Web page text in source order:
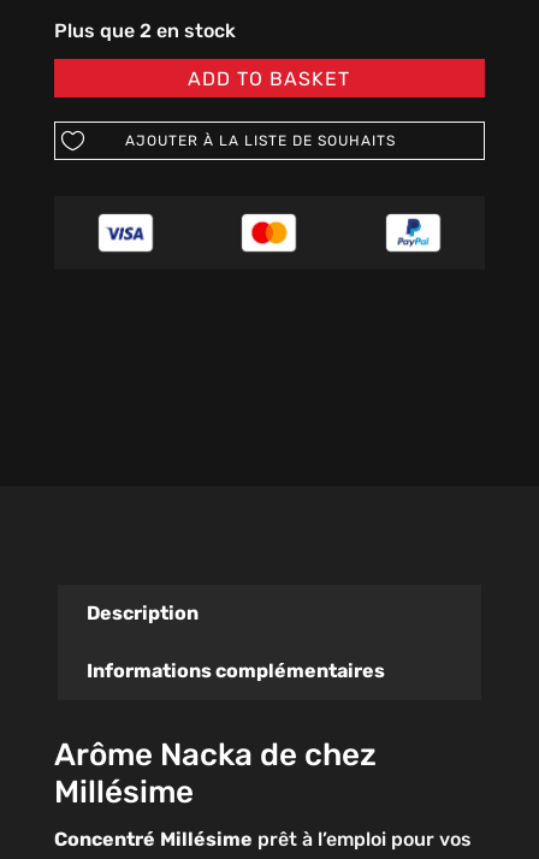
Plus que 2 en stock
ADD TO BASKET
AJOUTER À LA LISTE DE SOUHAITS
Description
Informations complémentaires
Arôme Nacka de chez
Millésime
Concentré Millésime prêt à l’emploi pour vos